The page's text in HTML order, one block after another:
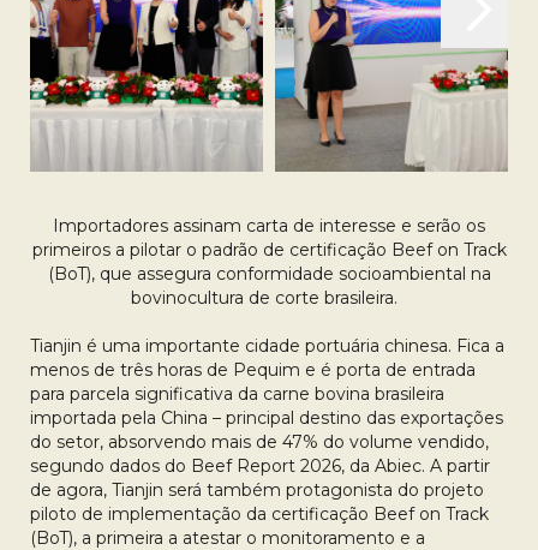
Importadores assinam carta de interesse e serão os
primeiros a pilotar o padrão de certificação Beef on Track
(BoT), que assegura conformidade socioambiental na
bovinocultura de corte brasileira.
Tianjin é uma importante cidade portuária chinesa. Fica a
menos de três horas de Pequim e é porta de entrada
para parcela significativa da carne bovina brasileira
importada pela China – principal destino das exportações
do setor, absorvendo mais de 47% do volume vendido,
segundo dados do Beef Report 2026, da Abiec. A partir
de agora, Tianjin será também protagonista do projeto
piloto de implementação da certificação Beef on Track
(BoT), a primeira a atestar o monitoramento e a